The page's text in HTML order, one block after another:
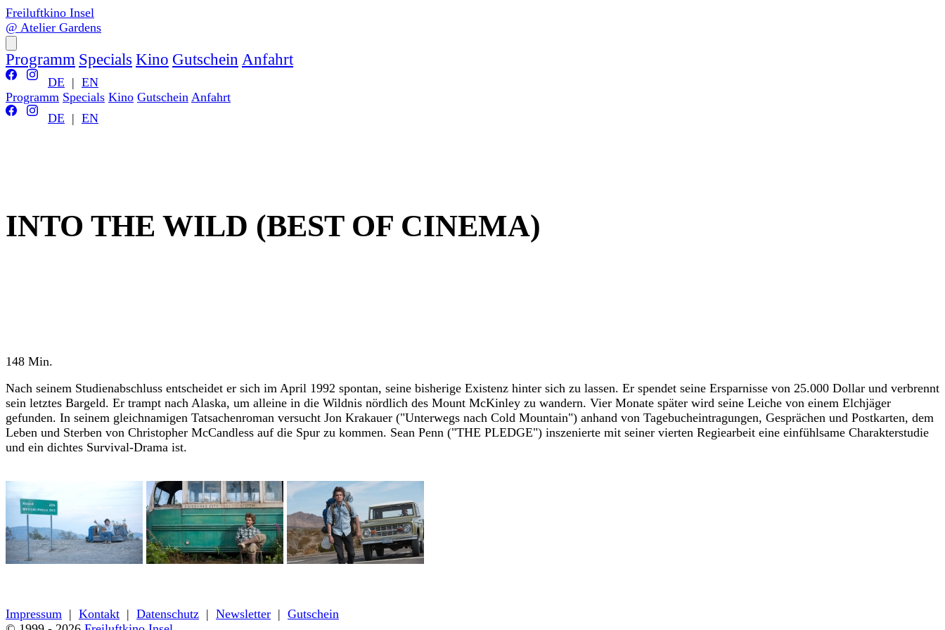
Freiluftkino Insel
@ Atelier Gardens
Programm Specials Kino Gutschein Anfahrt
DE | EN
Programm Specials Kino Gutschein Anfahrt
DE | EN
INTO THE WILD (BEST OF CINEMA)
148 Min.
Nach seinem Studienabschluss entscheidet er sich im April 1992 spontan, seine bisherige Existenz hinter sich zu lassen. Er spendet seine Ersparnisse von 25.000 Dollar und verbrennt
sein letztes Bargeld. Er trampt nach Alaska, um alleine in die Wildnis nördlich des Mount McKinley zu wandern. Vier Monate später wird seine Leiche von einem Elchjäger
gefunden. In seinem gleichnamigen Tatsachenroman versucht Jon Krakauer ("Unterwegs nach Cold Mountain") anhand von Tagebucheintragungen, Gesprächen und Postkarten, dem
Leben und Sterben von Christopher McCandless auf die Spur zu kommen. Sean Penn ("THE PLEDGE") inszenierte mit seiner vierten Regiearbeit eine einfühlsame Charakterstudie
und ein dichtes Survival-Drama ist.
Impressum | Kontakt | Datenschutz | Newsletter | Gutschein